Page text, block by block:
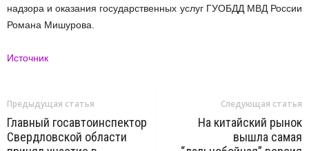
надзора и оказания государственных услуг ГУОБДД МВД России
Романа Мишурова.
Источник
Предыдущая статья
Главный госавтоинспектор
Свердловской области
Следующая статья
На китайский рынок
вышла самая